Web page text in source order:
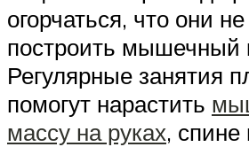
огорчаться, что они
построить мышечный
Регулярные занятия
помогут нарастить
массу на руках, спине